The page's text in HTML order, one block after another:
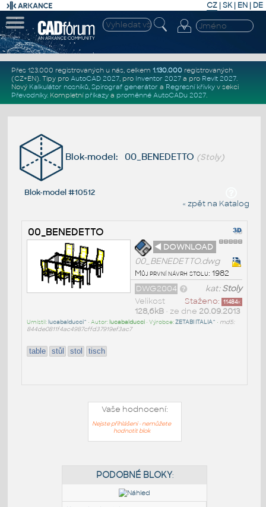
CZ | SK| EN | DE
Přes 123.000 registrovaných u nás, celkem 1.130.000registrovaných
(CZ+EN). Tipy pro AutoCAD 2027, pro Inventor 2027a pro Revit 2027.
Nový Kalkulátor nosníků, Spirograf generátor a Regresní křivkyv sekci
Převodníky. Kompletní příkazya proměnné AutoCADu 2027.
Blok-model: 00_BENEDETTO (Stoly)
Blok-model #10512
« zpět na Katalog
00_BENEDETTO
◄ DOWNLOAD
00_BENEDETTO.dwg
Můj první návrh stolu: 1982
kat:Stoly
DWG2004
Staženo: 11484x
Velikost
128,6kB• ze dne 20.09.2013
Umístil: lucabalducci^ • Autor: lucabalducci• Výrobce:ZETABI ITALIA^ • md5:
844de0811f4ac4987cffd37919ef3ac7
table stůl stol tisch
Vaše hodnocení:
Nejste přihlášeni - nemůžete
hodnotit blok